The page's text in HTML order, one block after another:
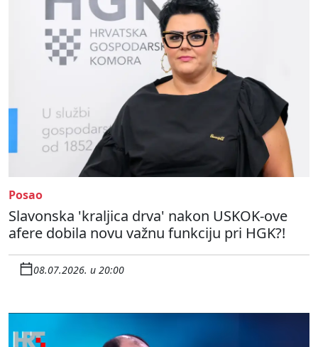
Posao
Slavonska 'kraljica drva' nakon USKOK-ove
afere dobila novu važnu funkciju pri HGK?!
08.07.2026. u 20:00